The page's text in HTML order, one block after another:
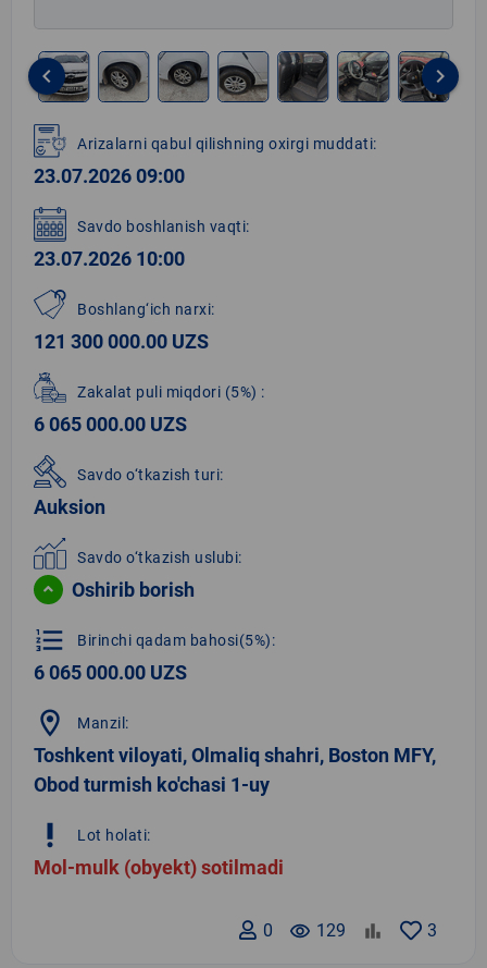
1
of
12
keyboard_arrow_left keyboard_arrow_right
Arizalarni qabul qilishning oxirgi muddati:
23.07.2026 09:00
Savdo boshlanish vaqti:
23.07.2026 10:00
Boshlang‘ich narxi:
121 300 000.00 UZS
Zakalat puli miqdori (5%) :
6 065 000.00 UZS
Savdo o‘tkazish turi:
Auksion
Savdo o‘tkazish uslubi:
Oshirib borish
format_list_numbered Birinchi qadam bahosi(5%):
6 065 000.00 UZS
location_on Manzil:
Toshkent viloyati, Olmaliq shahri, Boston MFY,
Obod turmish ko'chasi 1-uy
priority_high Lot holati:
Mol-mulk (obyekt) sotilmadi
3
remove_red_eye 129
0